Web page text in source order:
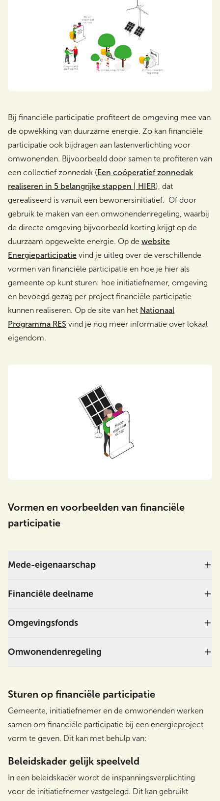
Bij financiële participatie profiteert de omgeving mee van
de opwekking van duurzame energie. Zo kan financiële
participatie ook bijdragen aan lastenverlichting voor
omwonenden. Bijvoorbeeld door samen te profiteren van
een collectief zonnedak (Een coöperatief zonnedak
realiseren in 5 belangrijke stappen | HIER), dat
gerealiseerd is vanuit een bewonersinitiatief. Of door
gebruik te maken van een omwonendenregeling, waarbij
de directe omgeving bijvoorbeeld korting krijgt op de
duurzaam opgewekte energie. Op de website
Energieparticipatie vind je uitleg over de verschillende
vormen van financiële participatie en hoe je hier als
gemeente op kunt sturen: hoe initiatiefnemer, omgeving
en bevoegd gezag per project financiële participatie
kunnen realiseren. Op de site van het Nationaal
Programma RES vind je nog meer informatie over lokaal
eigendom.
Vormen en voorbeelden van financiële
participatie
Mede-eigenaarschap
Kennemerkracht,
Bergen Energie
Watt-nu
Financiële deelname
Omgevingsfonds
Zonneparkfonds gemeente Schagen laat buren
meeprofiteren
Omwonendenregeling
Omwonendenregeling Windpark
Wieringermeer
Windpark Krammer (Zeeland)
coöperatief windpark Nijmegen – Betuwe
Sturen op financiële participatie
Gemeente, initiatiefnemer en de omwonenden werken
samen om financiële participatie bij een energieproject
vorm te geven. Dit kan met behulp van:
Beleidskader gelijk speelveld
In een beleidskader wordt de inspanningsverplichting
voor de initiatiefnemer vastgelegd. Dit kan gebruikt